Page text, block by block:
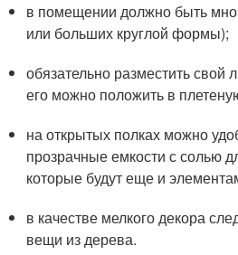
в помещении должно быть
или больших круглой формы);
обязательно разместить
его можно положить в
на открытых полках можно
прозрачные емкости с солью
которые будут еще и
в качестве мелкого декора
вещи из дерева.